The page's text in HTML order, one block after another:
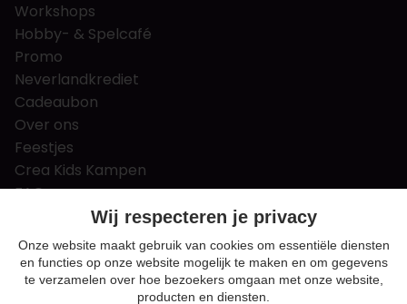
Workshops
Hobby- & Spelcafé
Promo
Neverlandkrediet
Cadeaubon
Over ons
Feestjes
Crea Kids Kampen
FAQ
Tips & tricks
Contact
Nieuws & Vacatures
Wij respecteren je privacy
Onze website maakt gebruik van cookies om essentiële diensten
en functies op onze website mogelijk te maken en om gegevens
te verzamelen over hoe bezoekers omgaan met onze website,
producten en diensten.